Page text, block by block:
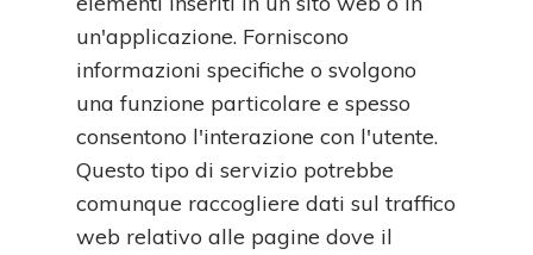
un'applicazione. Forniscono
informazioni specifiche o svolgono
una funzione particolare e spesso
consentono l'interazione con l'utente.
Questo tipo di servizio potrebbe
comunque raccogliere dati sul traffico
web relativo alle pagine dove il